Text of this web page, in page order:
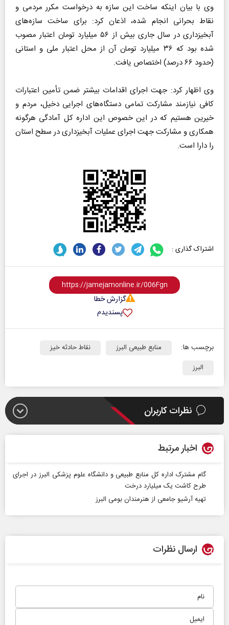
وی با بیان اینکه ساخت این سازه به درخواست مکرر مردمی و
نقاط بحرانی انجام شده، اذعان کرد: برای ساخت سازه‌های
آبخیزداری در سال جاری بیش از ۵۶ میلیارد تومان اعتبار مصوب
شده بود که ۳۶ میلیارد تومان آن از محل اعتبار ملی و استانی
(حدود ۶۶ درصد) اختصاص یافت.
وی اظهار کرد: جهت اجرای اقدامات بیشتر ضمن تأمین اعتبارات
کافی نیازمند مشارکت تمامی دستگاه‌های اجرایی دخیل، مردم و
خیرین هستیم که در این خصوص این اداره کل آمادگی هرگونه
همکاری و مشارکت جهت اجرای عملیات آبخیزداری در سطح استان
را دارا است.
اشتراک گذاری :
گزارش خطا
پسندیدم
برچسب ها: منابع طبیعی البرز
نقاط حادثه خیز
البرز
نظرات کاربران
اخبار مرتبط
گام مشترک اداره کل منابع طبیعی و دانشگاه علوم پزشکی البرز در اجرای
طرح کاشت یک میلیارد درخت
تهیه آرشیو جامعی از هنرمندان بومی البرز
ارسال نظرات